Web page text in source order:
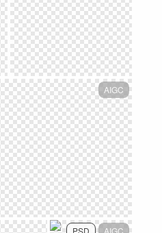
AIGC
PSD AIGC